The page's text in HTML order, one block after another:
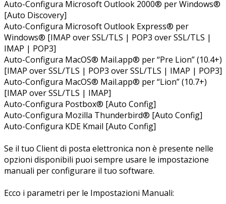
Auto-Configura Microsoft Outlook 2000® per Windows®
[Auto Discovery]
Auto-Configura Microsoft Outlook Express® per
Windows® [IMAP over SSL/TLS | POP3 over SSL/TLS |
IMAP | POP3]
Auto-Configura MacOS® Mail.app® per “Pre Lion” (10.4+)
[IMAP over SSL/TLS | POP3 over SSL/TLS | IMAP | POP3]
Auto-Configura MacOS® Mail.app® per “Lion” (10.7+)
[IMAP over SSL/TLS | IMAP]
Auto-Configura Postbox® [Auto Config]
Auto-Configura Mozilla Thunderbird® [Auto Config]
Auto-Configura KDE Kmail [Auto Config]
Se il tuo Client di posta elettronica non è presente nelle
opzioni disponibili puoi sempre usare le impostazione
manuali per configurare il tuo software.
Ecco i parametri per le Impostazioni Manuali: